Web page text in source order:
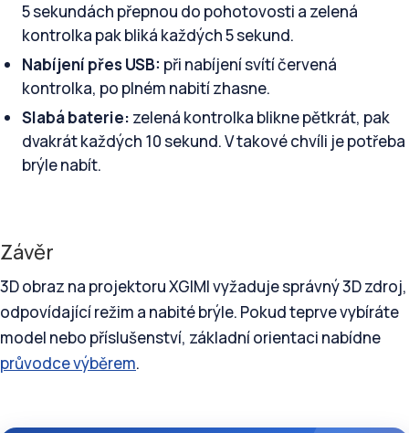
5 sekundách přepnou do pohotovosti a zelená
kontrolka pak bliká každých 5 sekund.
Nabíjení přes USB: při nabíjení svítí červená
kontrolka, po plném nabití zhasne.
Slabá baterie: zelená kontrolka blikne pětkrát, pak
dvakrát každých 10 sekund. V takové chvíli je potřeba
brýle nabít.
Závěr
3D obraz na projektoru XGIMI vyžaduje správný 3D zdroj,
odpovídající režim a nabité brýle. Pokud teprve vybíráte
model nebo příslušenství, základní orientaci nabídne
průvodce výběrem.